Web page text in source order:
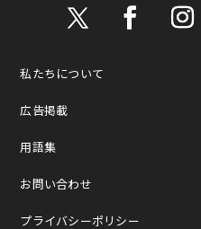
私たちについて
広告掲載
用語集
お問い合わせ
プライバシーポリシー